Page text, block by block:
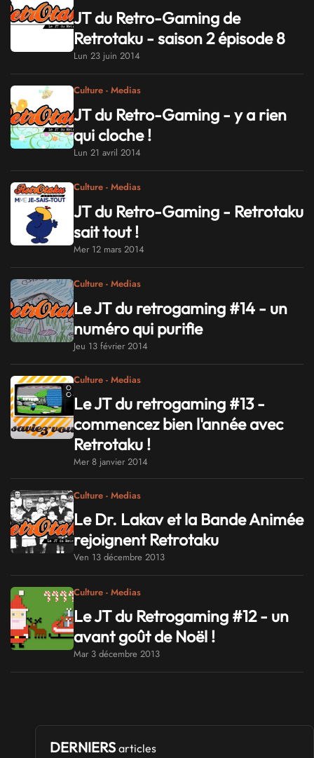
JT du Retro-Gaming de
Retrotaku - saison 2 épisode 8
Lun 23 juin 2014
Culture - Medias
JT du Retro-Gaming - y a rien
qui cloche !
Lun 21 avril 2014
Culture - Medias
JT du Retro-Gaming - Retrotaku
sait tout !
Mer 12 mars 2014
Culture - Medias
Le JT du retrogaming #14 - un
numéro qui purifie
Jeu 13 février 2014
Culture - Medias
Le JT du retrogaming #13 -
commencez bien l'année avec
Retrotaku !
Mer 8 janvier 2014
Culture - Medias
Le Dr. Lakav et la Bande Animée
rejoignent Retrotaku
Ven 13 décembre 2013
Culture - Medias
Le JT du Retrogaming #12 - un
avant goût de Noël !
Mar 3 décembre 2013
DERNIERS articles